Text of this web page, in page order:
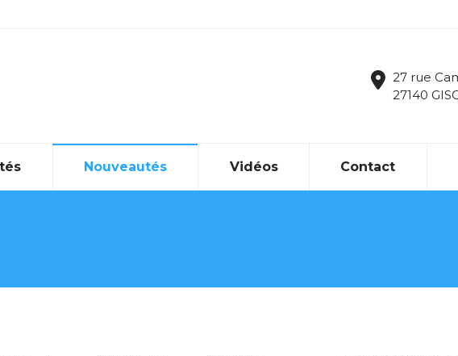
27 rue
27140
Nouveautés Vidéos Contact